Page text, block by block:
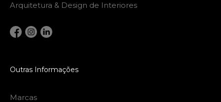
Arquitetura & Design de Interiores
Outras Informações
Marcas